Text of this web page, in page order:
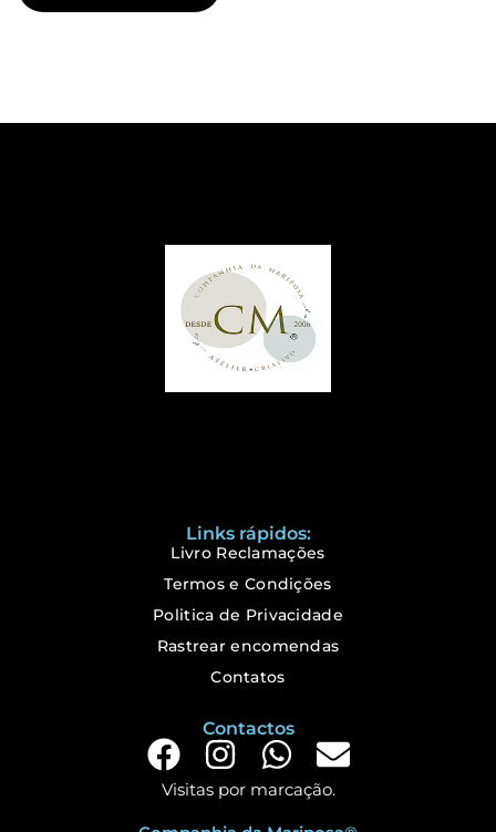
Links rápidos:
Livro Reclamações
Termos e Condições
Politica de Privacidade
Rastrear encomendas
Contatos
Contactos
Visitas por marcação.